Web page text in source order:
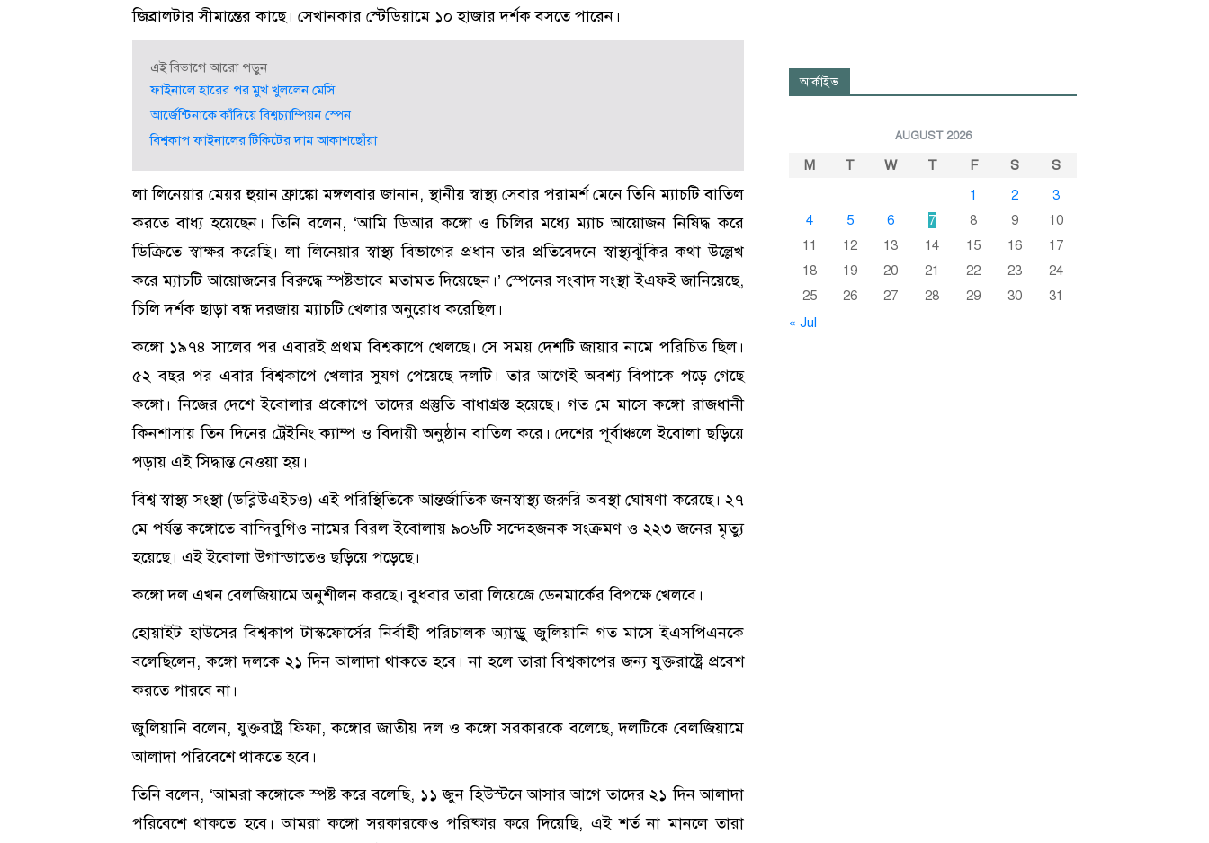
জিব্রালটার সীমান্তের কাছে। সেখানকার স্টেডিয়ামে ১০ হাজার দর্শক বসতে পারেন।
এই বিভাগে আরো পড়ুন
ফাইনালে হারের পর মুখ খুললেন মেসি
আর্জেন্টিনাকে কাঁদিয়ে বিশ্বচ্যাম্পিয়ন স্পেন
বিশ্বকাপ ফাইনালের টিকিটের দাম আকাশছোঁয়া
লা লিনেয়ার মেয়র হুয়ান ফ্রাঙ্কো মঙ্গলবার জানান, স্থানীয় স্বাস্থ্য সেবার পরামর্শ মেনে তিনি ম্যাচটি বাতিল
করতে বাধ্য হয়েছেন। তিনি বলেন, ‘আমি ডিআর কঙ্গো ও চিলির মধ্যে ম্যাচ আয়োজন নিষিদ্ধ করে
ডিক্রিতে স্বাক্ষর করেছি। লা লিনেয়ার স্বাস্থ্য বিভাগের প্রধান তার প্রতিবেদনে স্বাস্থ্যঝুঁকির কথা উল্লেখ
করে ম্যাচটি আয়োজনের বিরুদ্ধে স্পষ্টভাবে মতামত দিয়েছেন।’ স্পেনের সংবাদ সংস্থা ইএফই জানিয়েছে,
চিলি দর্শক ছাড়া বন্ধ দরজায় ম্যাচটি খেলার অনুরোধ করেছিল।
কঙ্গো ১৯৭৪ সালের পর এবারই প্রথম বিশ্বকাপে খেলছে। সে সময় দেশটি জায়ার নামে পরিচিত ছিল।
৫২ বছর পর এবার বিশ্বকাপে খেলার সুযগ পেয়েছে দলটি। তার আগেই অবশ্য বিপাকে পড়ে গেছে
কঙ্গো। নিজের দেশে ইবোলার প্রকোপে তাদের প্রস্তুতি বাধাগ্রস্ত হয়েছে। গত মে মাসে কঙ্গো রাজধানী
কিনশাসায় তিন দিনের ট্রেইনিং ক্যাম্প ও বিদায়ী অনুষ্ঠান বাতিল করে। দেশের পূর্বাঞ্চলে ইবোলা ছড়িয়ে
পড়ায় এই সিদ্ধান্ত নেওয়া হয়।
বিশ্ব স্বাস্থ্য সংস্থা (ডব্লিউএইচও) এই পরিস্থিতিকে আন্তর্জাতিক জনস্বাস্থ্য জরুরি অবস্থা ঘোষণা করেছে। ২৭
মে পর্যন্ত কঙ্গোতে বান্দিবুগিও নামের বিরল ইবোলায় ৯০৬টি সন্দেহজনক সংক্রমণ ও ২২৩ জনের মৃত্যু
হয়েছে। এই ইবোলা উগান্ডাতেও ছড়িয়ে পড়েছে।
কঙ্গো দল এখন বেলজিয়ামে অনুশীলন করছে। বুধবার তারা লিয়েজে ডেনমার্কের বিপক্ষে খেলবে।
হোয়াইট হাউসের বিশ্বকাপ টাস্কফোর্সের নির্বাহী পরিচালক অ্যান্ড্রু জুলিয়ানি গত মাসে ইএসপিএনকে
বলেছিলেন, কঙ্গো দলকে ২১ দিন আলাদা থাকতে হবে। না হলে তারা বিশ্বকাপের জন্য যুক্তরাষ্ট্রে প্রবেশ
করতে পারবে না।
জুলিয়ানি বলেন, যুক্তরাষ্ট্র ফিফা, কঙ্গোর জাতীয় দল ও কঙ্গো সরকারকে বলেছে, দলটিকে বেলজিয়ামে
আলাদা পরিবেশে থাকতে হবে।
তিনি বলেন, ‘আমরা কঙ্গোকে স্পষ্ট করে বলেছি, ১১ জুন হিউস্টনে আসার আগে তাদের ২১ দিন আলাদা
পরিবেশে থাকতে হবে। আমরা কঙ্গো সরকারকেও পরিষ্কার করে দিয়েছি, এই শর্ত না মানলে তারা
আর্কাইভ
AUGUST 2026
M T W T F S
S
1
2
3
4
5 6 7 8 9
10
11
12 13 14 15 16
17
18
19 20 21 22 23
24
25
26 27 28 29 30
31
« Jul